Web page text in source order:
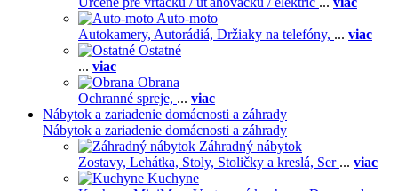
Auto-moto
Autokamery, Autorádiá, Držiaky na telefóny, ... viac
Ostatné
... viac
Obrana
Ochranné spreje, ... viac
Nábytok a zariadenie domácnosti a záhrady
Nábytok a zariadenie domácnosti a záhrady
Záhradný nábytok
Zostavy, Lehátka, Stoly, Stoličky a kreslá, Ser ... viac
Kuchyne